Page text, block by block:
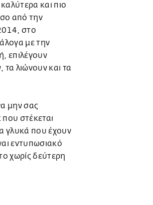
και πιο
από την
στο
με την
επιλέγουν
λιώνουν και τα
μην σας
στέκεται
γλυκά που έχουν
εντυπωσιακό
χωρίς δεύτερη